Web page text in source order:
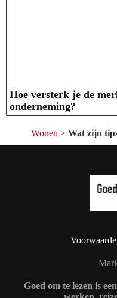
Hoe versterk je de
onderneming?
Wonen > Wat zijn
Goed om te lezen is